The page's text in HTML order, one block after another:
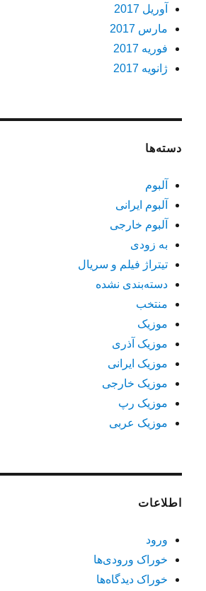
آوریل 2017
مارس 2017
فوریه 2017
ژانویه 2017
دسته‌ها
آلبوم
آلبوم ایرانی
آلبوم خارجی
به زودی
تیتراژ فیلم و سریال
دسته‌بندی نشده
منتخب
موزیک
موزیک آذری
موزیک ایرانی
موزیک خارجی
موزیک رپ
موزیک عربی
اطلاعات
ورود
خوراک ورودی‌ها
خوراک دیدگاه‌ها